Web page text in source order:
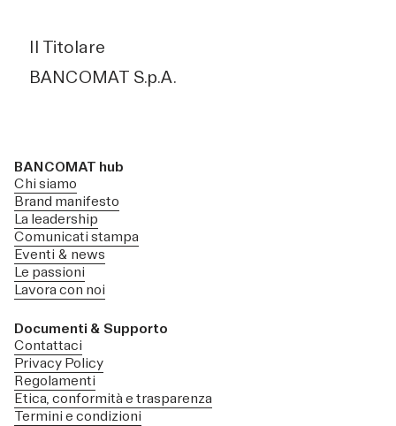
Il Titolare
BANCOMAT S.p.A.
BANCOMAT hub
Chi siamo
Brand manifesto
La leadership
Comunicati stampa
Eventi & news
Le passioni
Lavora con noi
Documenti & Supporto
Contattaci
Privacy Policy
Regolamenti
Etica, conformità e trasparenza
Termini e condizioni